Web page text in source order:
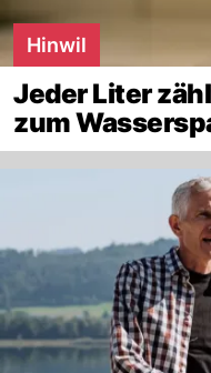
Hinwil
Jeder Liter
zum